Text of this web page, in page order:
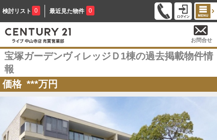
検討リスト 0 最近見た物件 0
お問合せ
宝塚ガーデンヴィレッジＤ1棟の過去掲載物件情
報
価格 ***万円